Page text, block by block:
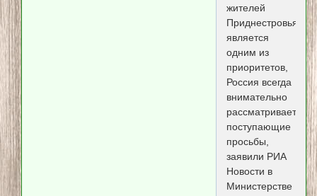
жителей
Приднестровья
является
одним из
приоритетов,
Россия всегда
внимательно
рассматривает
поступающие
просьбы,
заявили РИА
Новости в
Министерстве